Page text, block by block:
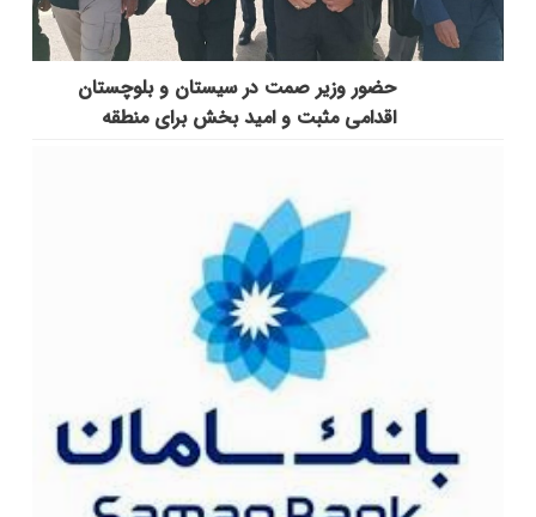
حضور وزیر صمت در سیستان و بلوچستان
اقدامی مثبت و امید بخش برای منطقه